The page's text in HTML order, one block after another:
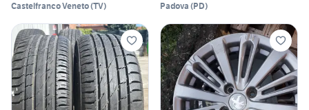
Castelfranco Veneto(TV) Padova (PD)